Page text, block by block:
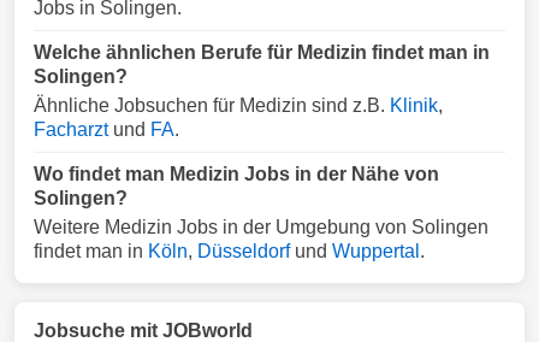
Jobs in Solingen.
Welche ähnlichen Berufe für Medizin findet man in
Solingen?
Ähnliche Jobsuchen für Medizin sind z.B. Klinik,
Facharztund FA.
Wo findet man Medizin Jobs in der Nähe von
Solingen?
Weitere Medizin Jobs in der Umgebung von Solingen
findet man in Köln, Düsseldorfund Wuppertal .
Jobsuche mit JOBworld